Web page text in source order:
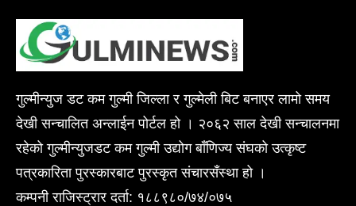
गुल्मीन्युज डट कम गुल्मी जिल्ला र गुल्मेली बिट बनाएर लामो समय
देखी सन्चालित अन्लाईन पोर्टल हो । २०६२ साल देखी सन्चालनमा
रहेको गुल्मीन्युजडट कम गुल्मी उद्योग बाँणिज्य संघको उत्कृष्ट
पत्रकारिता पुरस्कारबाट पुरस्कृत संचारसँस्था हो ।
कम्पनी राजिस्ट्रार दर्ता: १८८९८०/७४/०७५